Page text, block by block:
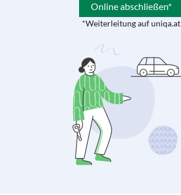
Online abschließen*
*Weiterleitung auf uniqa.at